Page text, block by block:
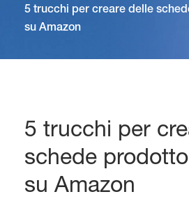
5 trucchi per creare delle
su Amazon
5 trucchi per
schede
su Amazon